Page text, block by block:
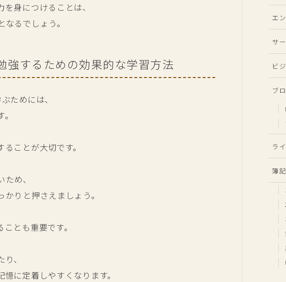
身につけることは、
るでしょう。
強するための効果的な学習方法
ためには、
ことが大切です。
め、
りと押さえましょう。
とも重要です。
、
に定着しやすくなります。
エ
サ
ビ
ブ
ラ
簿記